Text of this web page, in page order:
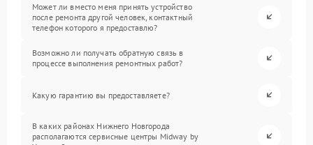
Может ли вместо меня принять устройство
после ремонта другой человек, контактный
телефон которого я предоставлю?
Возможно ли получать обратную связь в
процессе выполнения ремонтных работ?
Какую гарантию вы предоставляете?
В каких районах Нижнего Новгорода
располагаются сервисные центры Midway by